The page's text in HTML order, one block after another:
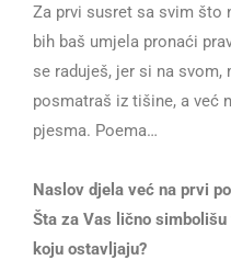
Za prvi susret sa svim što
bih baš umjela pronaći
se raduješ, jer si na
posmatraš iz tišine, a već
pjesma. Poema…
Naslov djela već na prvi
Šta za Vas lično
koju ostavljaju?